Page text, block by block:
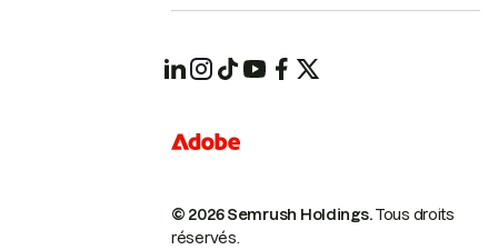
© 2026 Semrush Holdings.Tous droits
réservés.